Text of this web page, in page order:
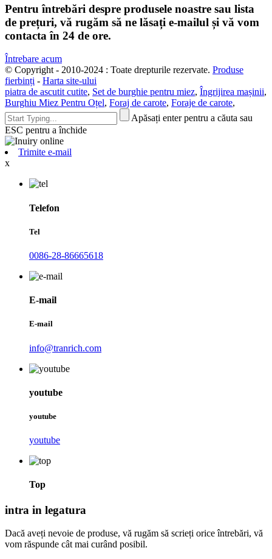
Pentru întrebări despre produsele noastre sau lista
de prețuri, vă rugăm să ne lăsați e-mailul și vă vom
contacta în 24 de ore.
Întrebare acum
© Copyright - 2010-2024 : Toate drepturile rezervate. Produse
fierbinți - Harta site-ului
piatra de ascutit cutite, Set de burghie pentru miez, Îngrijirea mașinii,
Burghiu Miez Pentru Oțel, Foraj de carote, Foraje de carote,
Apăsați enter pentru a căuta sau
ESC pentru a închide
Trimite e-mail
x
Telefon
Tel
0086-28-86665618
E-mail
E-mail
info@tranrich.com
youtube
youtube
youtube
Top
intra in legatura
Dacă aveți nevoie de produse, vă rugăm să scrieți orice întrebări, vă
vom răspunde cât mai curând posibil.